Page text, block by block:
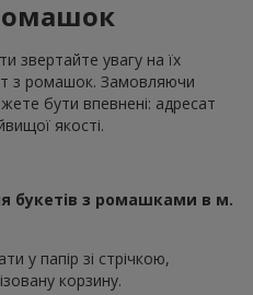
звертайте увагу на їх
з ромашок. Замовляючи
бути впевнені: адресат
якості.
букетів з ромашками в м.
у папір зі стрічкою,
корзину.